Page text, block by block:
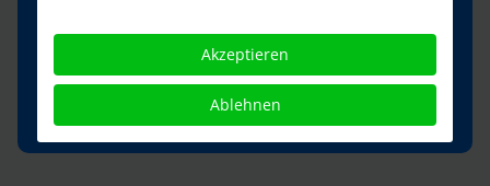
Anmelden
Akzeptieren
Ablehnen